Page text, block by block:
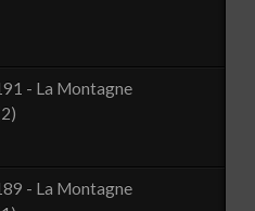
- La Montagne
- La Montagne